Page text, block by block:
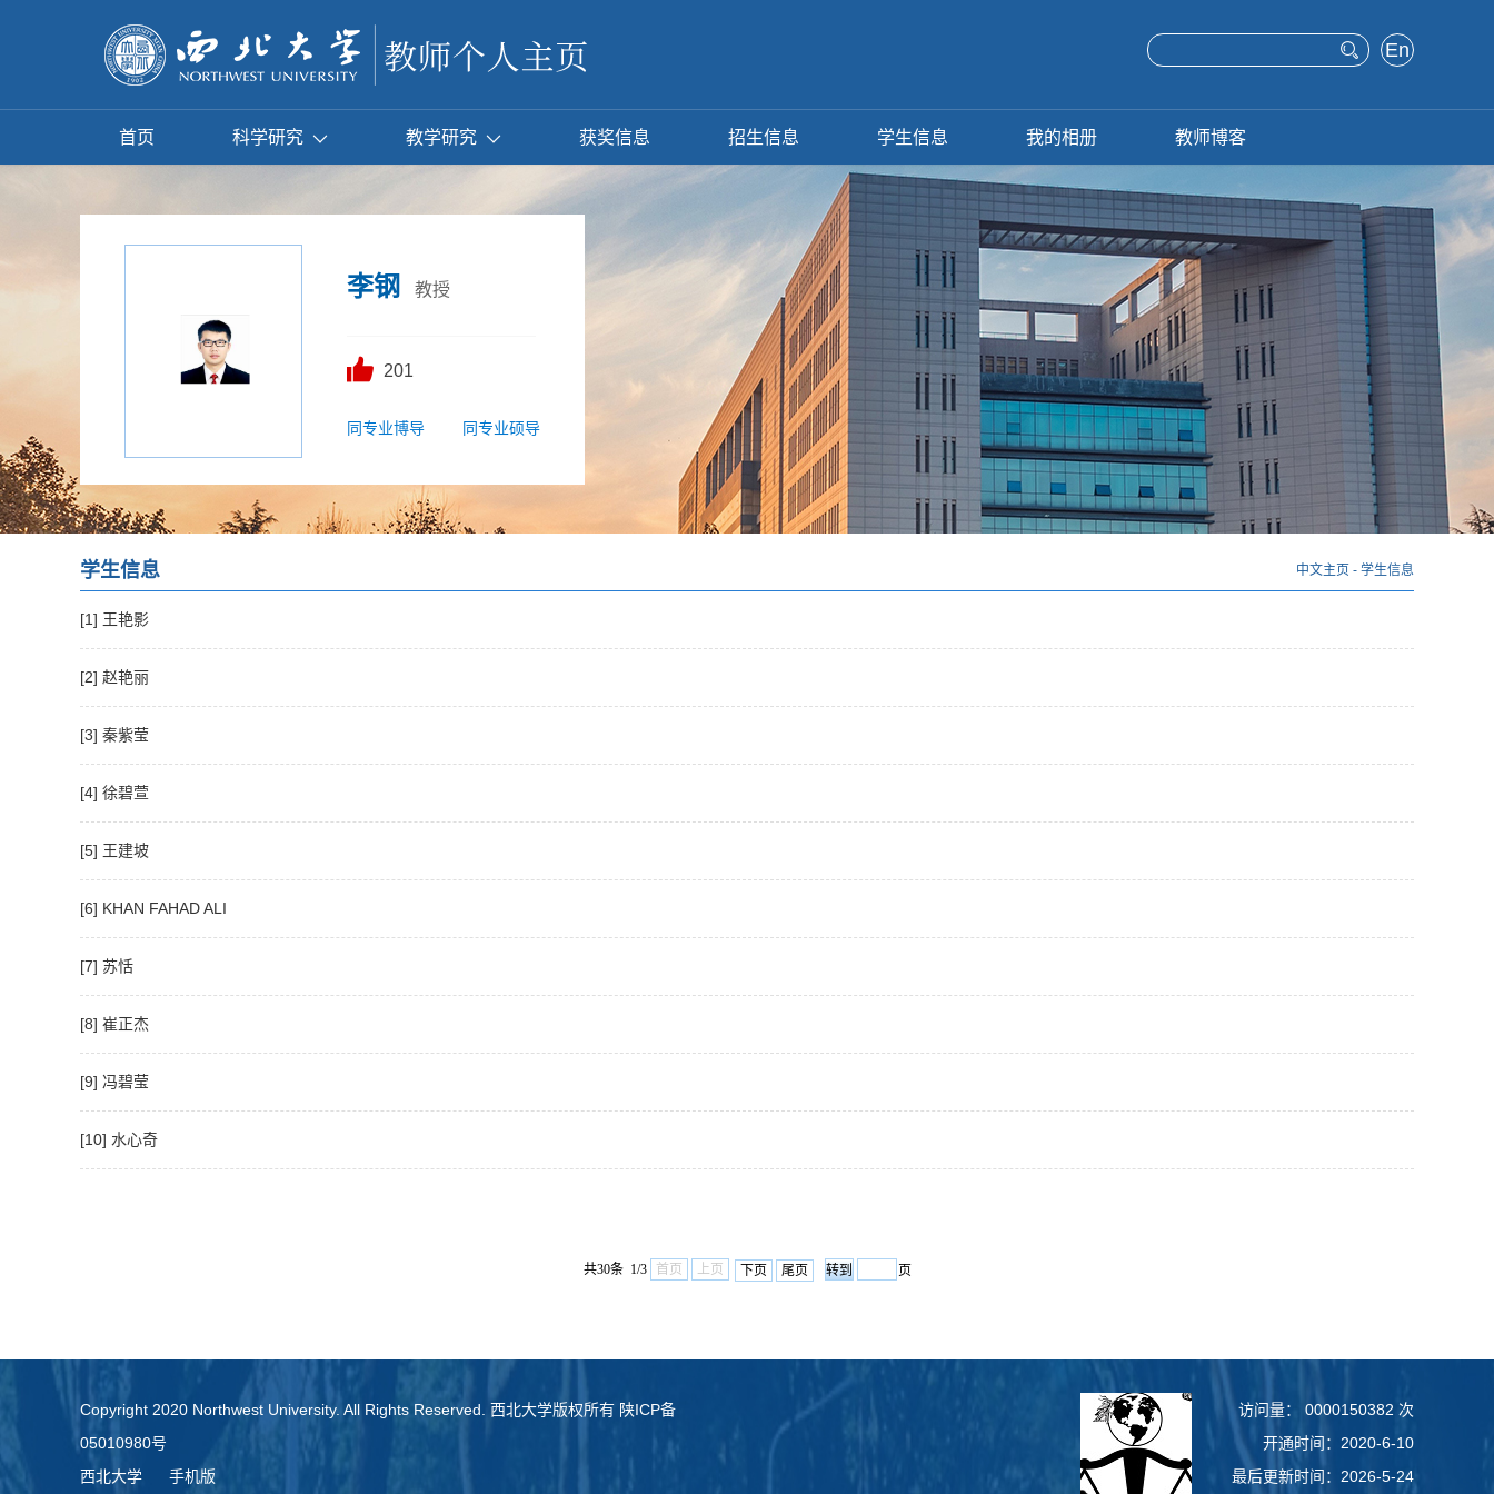
En
h
首页 科学研究 教学研究 获奖信息 招生信息 学生信息 我的相册 教师博客
李钢 教授
201
同专业博导 同专业硕导
学生信息 中文主页 - 学生信息
[1] 王艳影
[2] 赵艳丽
[3] 秦紫莹
[4] 徐碧萱
[5] 王建坡
[6] KHAN FAHAD ALI
[7] 苏恬
[8] 崔正杰
[9] 冯碧莹
[10] 水心奇
共30条 1/3 首页 上页 下页 尾页 页
Copyright 2020 Northwest University. All Rights Reserved. 西北大学版权所有 陕ICP备
05010980号
西北大学
手机版
访问量： 0000150382 次
开通时间： 2020-6-10
最后更新时间： 2026-5-24